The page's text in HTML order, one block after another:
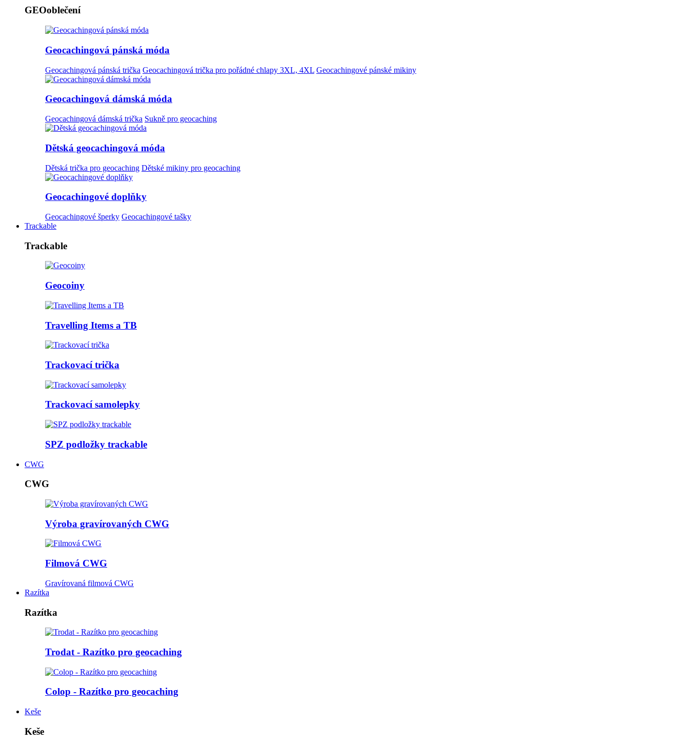
GEOoblečení
Geocachingová pánská móda
Geocachingová pánská trička Geocachingová trička pro pořádné chlapy 3XL, 4XL Geocachingové pánské mikiny
Geocachingová dámská móda
Geocachingová dámská trička Sukně pro geocaching
Dětská geocachingová móda
Dětská trička pro geocaching Dětské mikiny pro geocaching
Geocachingové doplňky
Geocachingové šperky Geocachingové tašky
Trackable
Trackable
Geocoiny
Travelling Items a TB
Trackovací trička
Trackovací samolepky
SPZ podložky trackable
CWG
CWG
Výroba gravírovaných CWG
Filmová CWG
Gravírovaná filmová CWG
Razítka
Razítka
Trodat - Razítko pro geocaching
Colop - Razítko pro geocaching
Keše
Keše